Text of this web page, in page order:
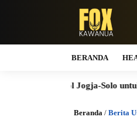
BERANDA
Tol Jogja-Solo untuk Dukung
Beranda / Berita